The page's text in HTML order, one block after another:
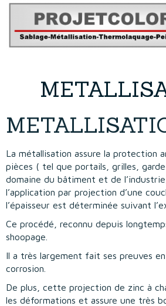
La métallisation assure la protection
pièces ( tel que portails, grilles,
domaine du bâtiment et de
l’application par projection d’une
l’épaisseur est déterminée suivant
Ce procédé, reconnu depuis
shoopage.
Il a très largement fait ses preuves
corrosion.
De plus, cette projection de zinc à
les déformations et assure une très